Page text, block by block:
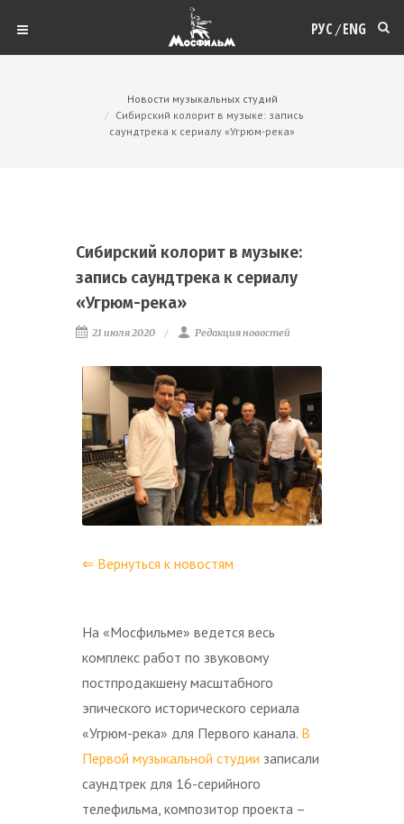
РУС /ENG
Новости музыкальных студий
Сибирский колорит в музыке: запись
саундтрека к сериалу «Угрюм-река»
Сибирский колорит в музыке:
запись саундтрека к сериалу
«Угрюм-река»
21 июля 2020 Редакция новостей
⇐ Вернуться к новостям
На «Мосфильме» ведется весь
комплекс работ по звуковому
постпродакшену масштабного
эпического исторического сериала
«Угрюм-река» для Первого канала. В
Первой музыкальной студии записали
саундтрек для 16-серийного
телефильма, композитор проекта –